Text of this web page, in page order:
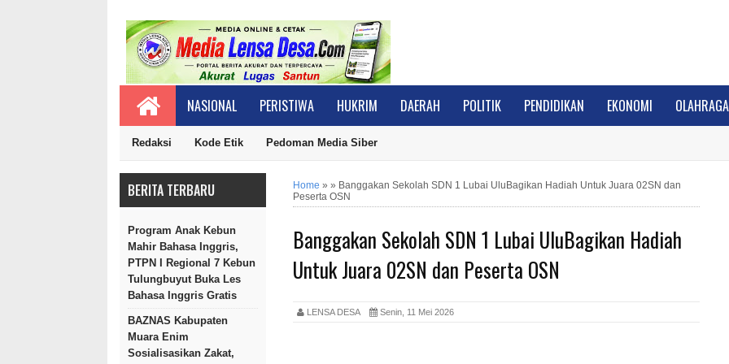
NASIONAL PERISTIWA HUKRIM DAERAH POLITIK PENDIDIKAN EKONOMI OLAHRAGA
Redaksi Kode Etik Pedoman Media Siber
BERITA TERBARU
Program Anak Kebun
Mahir Bahasa Inggris,
PTPN I Regional 7 Kebun
Tulungbuyut Buka Les
Bahasa Inggris Gratis
BAZNAS Kabupaten
Muara Enim
Sosialisasikan Zakat,
Home » » Banggakan Sekolah SDN 1 Lubai UluBagikan Hadiah Untuk Juara 02SN dan
Peserta OSN
Banggakan Sekolah SDN 1 Lubai UluBagikan Hadiah
Untuk Juara 02SN dan Peserta OSN
LENSA DESA Senin, 11 Mei 2026